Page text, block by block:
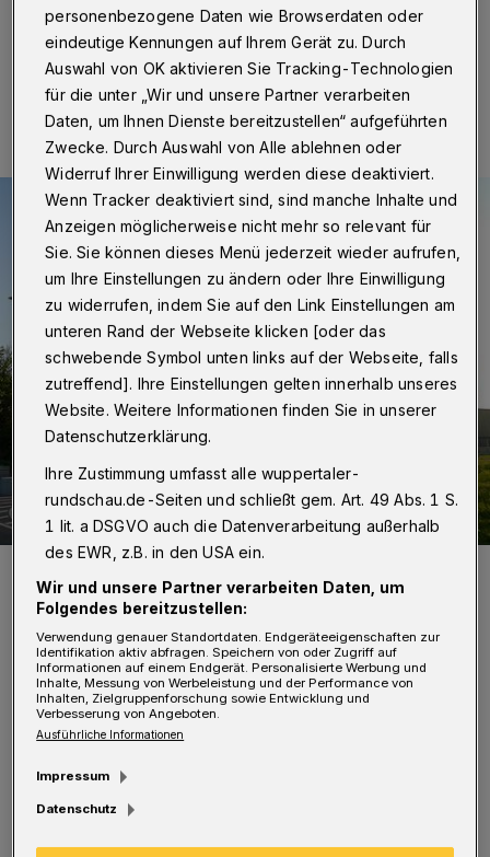
19.12.2014 , 12:12 Uhr Eine Minute Lesezeit
Die Schlote rauchen: das AWG-Müllheizkraftwerk auf Korzert.
Foto: Atamari / Wikipedia
W eiter geht es am Samstag (statt
Freitag).
In der darauffolgenden Woche wird der Müll
personenbezogene Daten wie Browserdaten oder
eindeutige Kennungen auf Ihrem Gerät zu. Durch
Auswahl von OK aktivieren Sie Tracking-Technologien
für die unter „Wir und unsere Partner verarbeiten
Daten, um Ihnen Dienste bereitzustellen“ aufgeführten
Zwecke. Durch Auswahl von Alle ablehnen oder
Widerruf Ihrer Einwilligung werden diese deaktiviert.
Wenn Tracker deaktiviert sind, sind manche Inhalte und
Anzeigen möglicherweise nicht mehr so relevant für
Sie. Sie können dieses Menü jederzeit wieder aufrufen,
um Ihre Einstellungen zu ändern oder Ihre Einwilligung
zu widerrufen, indem Sie auf den Link Einstellungen am
unteren Rand der Webseite klicken [oder das
schwebende Symbol unten links auf der Webseite, falls
zutreffend]. Ihre Einstellungen gelten innerhalb unseres
Website. Weitere Informationen finden Sie in unserer
Datenschutzerklärung.
Ihre Zustimmung umfasst alle wuppertaler-
rundschau.de-Seiten und schließt gem. Art. 49 Abs. 1 S.
1 lit. a DSGVO auch die Datenverarbeitung außerhalb
des EWR, z.B. in den USA ein.
Wir und unsere Partner verarbeiten Daten, um
Folgendes bereitzustellen:
Verwendung genauer Standortdaten. Endgeräteeigenschaften zur
Identifikation aktiv abfragen. Speichern von oder Zugriff auf
Informationen auf einem Endgerät. Personalisierte Werbung und
Inhalte, Messung von Werbeleistung und der Performance von
Inhalten, Zielgruppenforschung sowie Entwicklung und
Verbesserung von Angeboten.
Ausführliche Informationen
Impressum
Datenschutz